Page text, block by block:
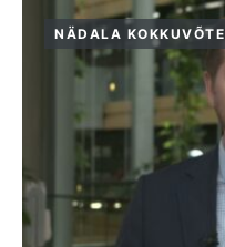
NÄDALA KOKKUVÕTE